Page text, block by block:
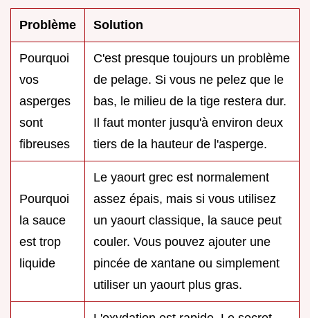
Problème Solution
Pourquoi
vos
asperges
sont
fibreuses
C'est presque toujours un problème
de pelage. Si vous ne pelez que le
bas, le milieu de la tige restera dur.
Il faut monter jusqu'à environ deux
tiers de la hauteur de l'asperge.
Pourquoi
la sauce
est trop
liquide
Le yaourt grec est normalement
assez épais, mais si vous utilisez
un yaourt classique, la sauce peut
couler. Vous pouvez ajouter une
pincée de xantane ou simplement
utiliser un yaourt plus gras.